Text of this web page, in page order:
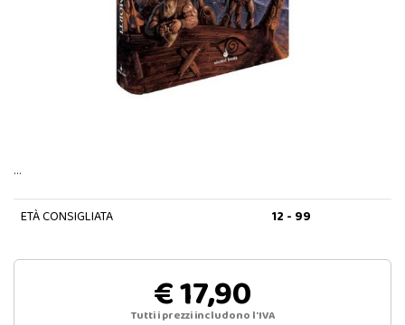
…
ETÀ CONSIGLIATA 12 - 99
€ 17,90
Tutti i prezzi includono l'IVA